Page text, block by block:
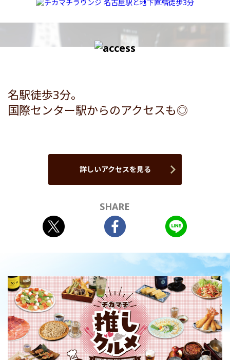
名駅徒歩3分。
国際センター駅からのアクセスも◎
詳しいアクセスを見る
SHARE